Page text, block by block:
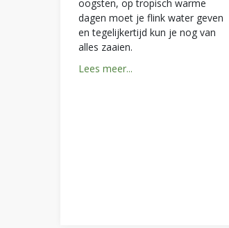
oogsten, op tropisch warme
dagen moet je flink water geven
en tegelijkertijd kun je nog van
alles zaaien.
Lees meer...